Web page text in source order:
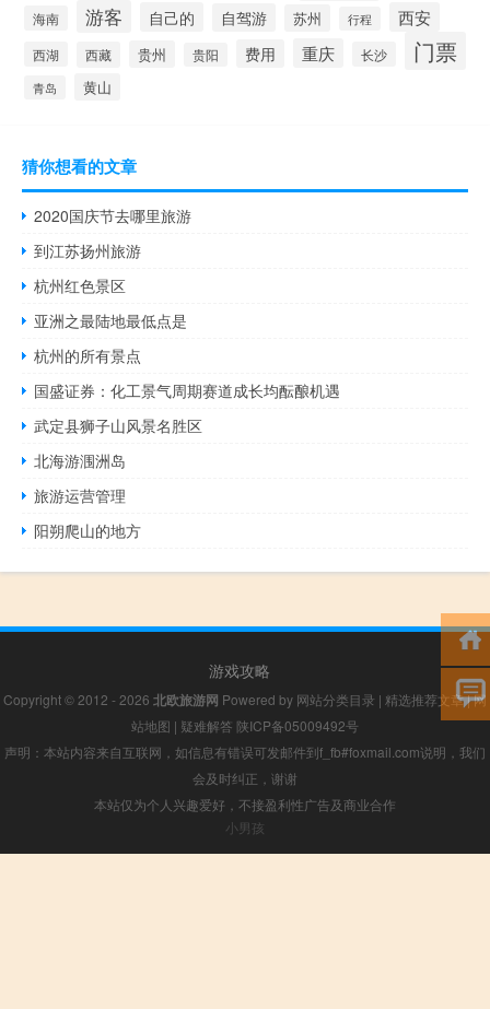
海南 游客 自己的 自驾游 苏州 行程 西安
西湖 西藏 贵州 贵阳 费用 重庆 长沙 门票
青岛 黄山
猜你想看的文章
2020国庆节去哪里旅游
到江苏扬州旅游
杭州红色景区
亚洲之最陆地最低点是
杭州的所有景点
国盛证券：化工景气周期赛道成长均酝酿机遇
武定县狮子山风景名胜区
北海游涠洲岛
旅游运营管理
阳朔爬山的地方
游戏攻略
Copyright © 2012 - 2026 北欧旅游网 Powered by 网站分类目录 | 精选推荐文章|网
站地图 | 疑难解答 陕ICP备05009492号
声明：本站内容来自互联网，如信息有错误可发邮件到f_fb#foxmail.com说明，我们
会及时纠正，谢谢
本站仅为个人兴趣爱好，不接盈利性广告及商业合作
小男孩